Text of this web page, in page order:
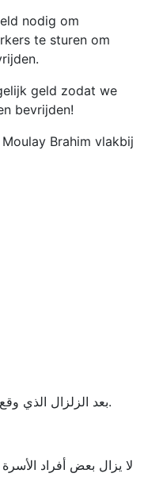
nodig om
te sturen om
geld zodat we
bevrijden!
Brahim vlakbij
بعد الزلزال الذي وقع في ماروكو، فقدنا جزءا من عائلتنا.
لا يزال بعض أفراد